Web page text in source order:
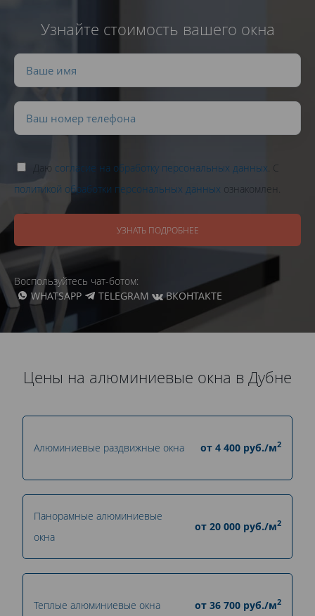
Узнайте стоимость вашего окна
Даю согласие на обработку персональных данных . С
политикой обработки персональных данных ознакомлен.
УЗНАТЬ ПОДРОБНЕЕ
Воспользуйтесь чат-ботом:
WHATSAPP
TELEGRAM ВКОНТАКТЕ
Цены на алюминиевые окна в Дубне
Алюминиевые раздвижные окна от 4 400 руб./м2
Панорамные алюминиевые
окна
от 20 000 руб./м2
Теплые алюминиевые окна от 36 700 руб./м2